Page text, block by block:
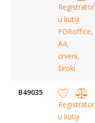
Registrator
u kutiji
FORoffice,
A4,
crveni,
široki
B49035
Registrator
u kutiji